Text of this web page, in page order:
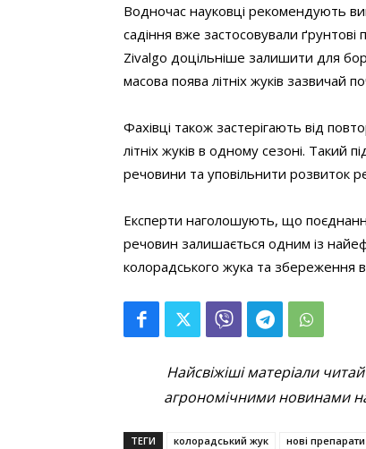
Водночас науковці рекомендують
садіння вже застосовували ґрунтові
Zivalgo доцільніше залишити для
масова поява літніх жуків зазвичай
Фахівці також застерігають від
літніх жуків в одному сезоні. Такий
речовини та уповільнити розвиток
Експерти наголошують, що
речовин залишається одним із
колорадського жука та збереження
Найсвіжіші матеріали
агрономічними новинами
ТЕГИ колорадський жук нові препарати